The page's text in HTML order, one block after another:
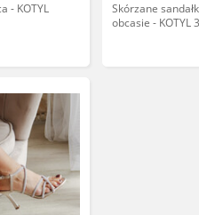
- KOTYL
Skórzane
obcasie - KOTYL